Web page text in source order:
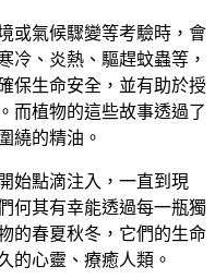
或氣候驟變等考驗時，會
冷、炎熱、驅趕蚊蟲等，
保生命安全，並有助於授
而植物的這些故事透過了
繞的精油。
始點滴注入，一直到現
何其有幸能透過每一瓶獨
的春夏秋冬，它們的生命
的心靈、療癒人類。